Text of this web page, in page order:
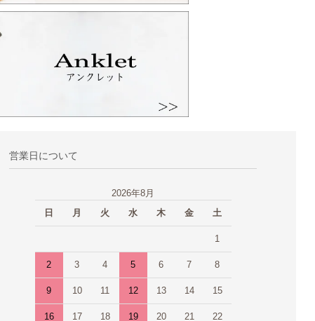
営業日について
2026年8月
日
月 火 水 木 金 土
1
2 3 4 5 6 7 8
9 10 11 12 13 14 15
16 17 18 19 20 21 22